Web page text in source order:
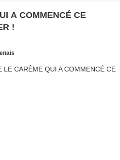
A COMMENCÉ CE
!